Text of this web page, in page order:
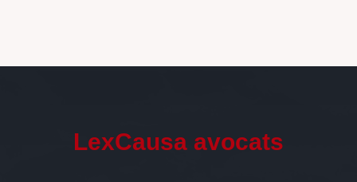
LexCausa avocats